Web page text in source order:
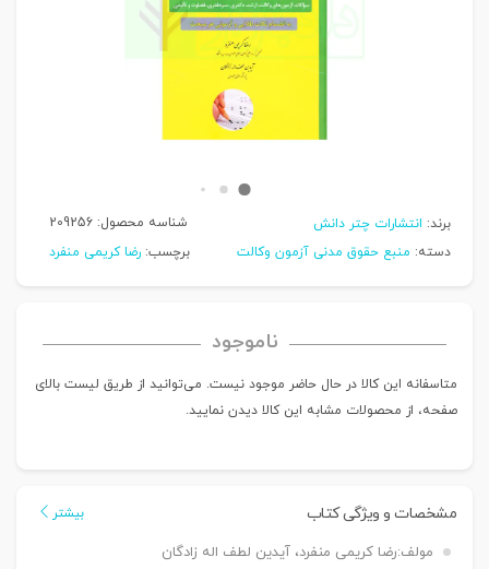
برند: انتشارات چتر دانش شناسه محصول: 209256
دسته: منبع حقوق مدنی آزمون وکالت برچسب: رضا کریمی منفرد
ناموجود
متاسفانه این کالا در حال حاضر موجود نیست. می‌توانید از طریق لیست بالای
صفحه، از محصولات مشابه این کالا دیدن نمایید.
مشخصات و ویژگی کتاب بیشتر
مولف:رضا کریمی منفرد، آیدین لطف اله زادگان